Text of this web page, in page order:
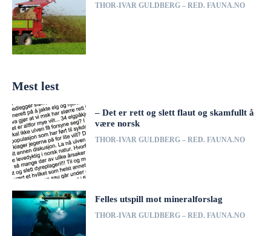
THOR-IVAR GULDBERG – RED. FAUNA.NO
Mest lest
– Det er rett og slett flaut og skamfullt å
være norsk
THOR-IVAR GULDBERG – RED. FAUNA.NO
Felles utspill mot mineralforslag
THOR-IVAR GULDBERG – RED. FAUNA.NO